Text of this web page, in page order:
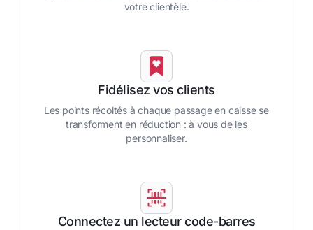
votre clientèle.
Fidélisez vos clients
Les points récoltés à chaque passage en caisse se
transforment en réduction : à vous de les
personnaliser.
Connectez un lecteur code-barres